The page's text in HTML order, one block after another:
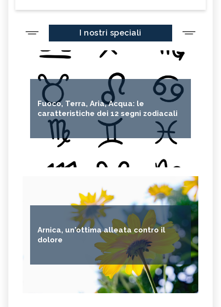
I nostri speciali
Fuoco, Terra, Aria, Acqua: le
caratteristiche dei 12 segni zodiacali
Arnica, un'ottima alleata contro il
dolore